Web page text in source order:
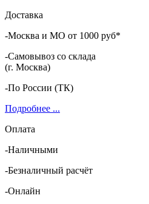
Доставка
-Москва и МО от 1000 руб*
-Самовывоз со склада
(г. Москва)
-По России (ТК)
Подробнее ...
Оплата
-Наличными
-Безналичный расчёт
-Онлайн